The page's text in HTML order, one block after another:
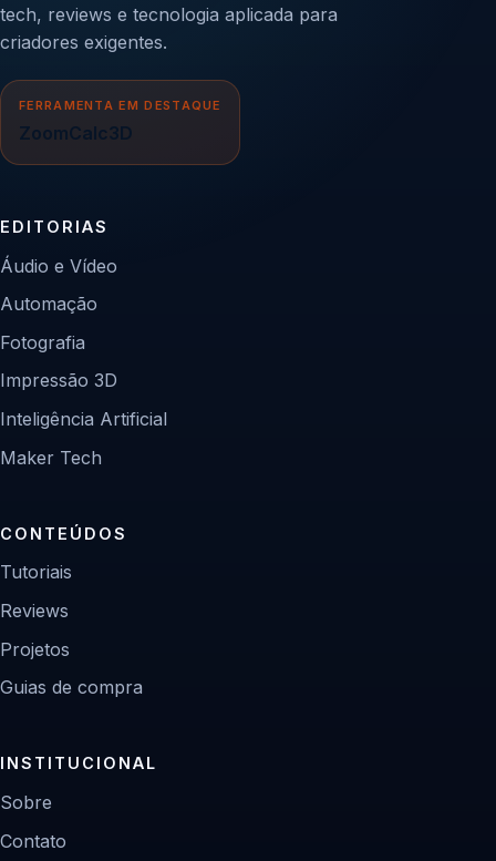
tech, reviews e tecnologia aplicada para
criadores exigentes.
FERRAMENTA EM DESTAQUE
ZoomCalc3D
EDITORIAS
Áudio e Vídeo
Automação
Fotografia
Impressão 3D
Inteligência Artificial
Maker Tech
CONTEÚDOS
Tutoriais
Reviews
Projetos
Guias de compra
INSTITUCIONAL
Sobre
Contato